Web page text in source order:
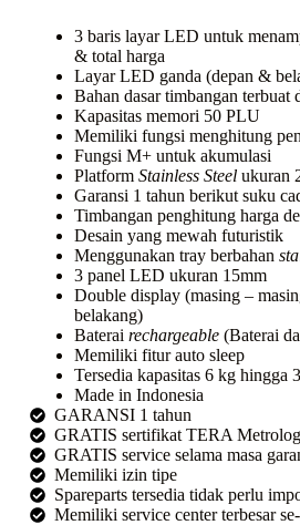
3 baris layar LED untuk
& total harga
Layar LED ganda (depan &
Bahan dasar timbangan terbuat
Kapasitas memori 50 PLU
Memiliki fungsi menghitung
Fungsi M+ untuk akumulasi
Platform Stainless Steelukuran
Garansi 1 tahun berikut suku
Timbangan penghitung harga
Desain yang mewah futuristik
Menggunakan tray berbahan
3 panel LED ukuran 15mm
Double display (masing –
belakang)
Baterai rechargeable (Baterai
Memiliki fitur auto sleep
Tersedia kapasitas 6 kg hingga
Made in Indonesia
GARANSI 1 tahun
GRATIS sertifikat TERA
GRATIS service selama masa
Memiliki izin tipe
Spareparts tersedia tidak perlu
Memiliki service center terbesar